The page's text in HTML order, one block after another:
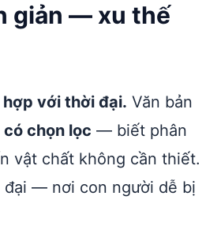
giản — xu thế
với thời đại. Văn bản
có chọn lọc — biết phân
vật chất không cần thiết.
đại — nơi con người dễ bị